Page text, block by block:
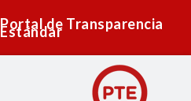
Portal de Transparencia
Estándar